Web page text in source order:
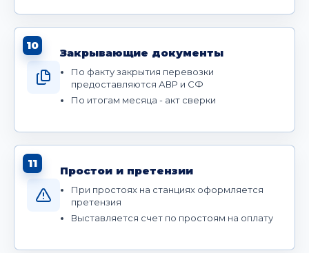
10
Закрывающие документы
По факту закрытия перевозки
предоставляются АВР и СФ
По итогам месяца - акт сверки
11
Простои и претензии
При простоях на станциях оформляется
претензия
Выставляется счет по простоям на оплату